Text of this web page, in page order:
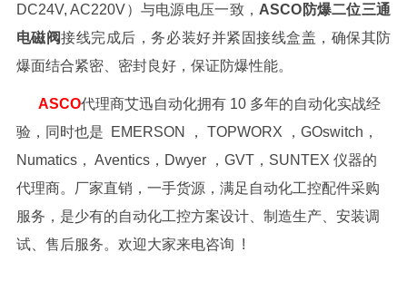
DC24V, AC220V）与电源电压一致， ASCO防爆二位三通
电磁阀接线完成后，务必装好并紧固接线盒盖，确保其防
爆面结合紧密、密封良好，保证防爆性能。
ASCO代理商艾迅自动化拥有 10 多年的自动化实战经
验，同时也是 EMERSON ， TOPWORX ，GOswitch，
Numatics， Aventics，Dwyer ，GVT，SUNTEX 仪器的
代理商。厂家直销，一手货源，满足自动化工控配件采购
服务，是少有的自动化工控方案设计、制造生产、安装调
试、售后服务。欢迎大家来电咨询 !